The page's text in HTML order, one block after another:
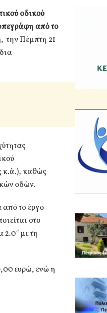
οδικού
από το
, την Πέμπτη 21
κ.ά.), καθώς
οδών.
το έργο
στο
2.0” με τη
ευρώ, ενώ η